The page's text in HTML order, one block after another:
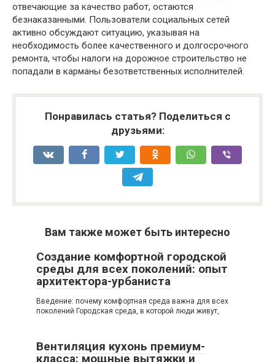
отвечающие за качество работ, остаются
безнаказанными. Пользователи социальных сетей
активно обсуждают ситуацию, указывая на
необходимость более качественного и долгосрочного
ремонта, чтобы налоги на дорожное строительство не
попадали в карманы безответственных исполнителей.
Понравилась статья? Поделиться с
друзьями:
Вам также может быть интересно
Создание комфортной городской
среды для всех поколений: опыт
архитектора-урбаниста
Введение: почему комфортная среда важна для всех
поколений Городская среда, в которой люди живут,
Вентиляция кухонь премиум-
класса: мощные вытяжки и